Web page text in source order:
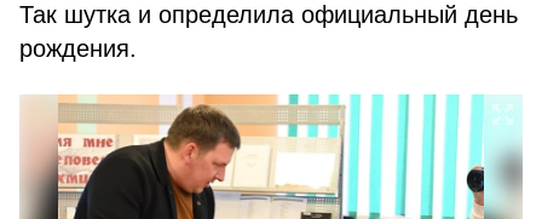
Так шутка и определила официальный день
рождения.